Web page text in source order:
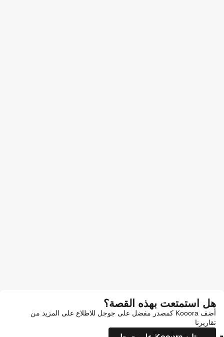
هل استمتعت بهذه القصة؟
أضف Kooora كمصدر مفضل على جوجل للاطلاع على المزيد من
تقاريرنا